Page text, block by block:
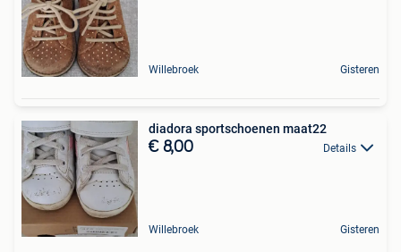
Willebroek Gisteren
diadora sportschoenen maat22
€ 8,00 Details
Willebroek Gisteren